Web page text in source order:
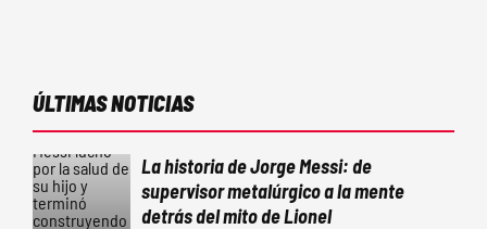
ÚLTIMAS NOTICIAS
La historia de Jorge Messi: de
supervisor metalúrgico a la mente
detrás del mito de Lionel